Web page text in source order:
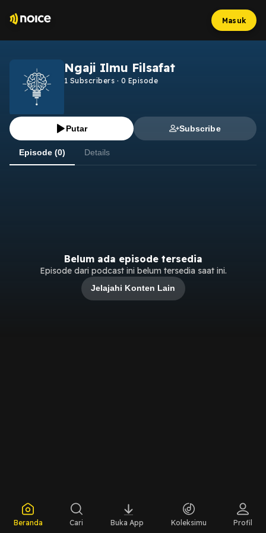
Masuk
Ngaji Ilmu Filsafat
1 Subscribers · 0 Episode
Putar Subscribe
Episode (0) Details
Belum ada episode tersedia
Episode dari podcast ini belum tersedia saat ini.
Jelajahi Konten Lain
Beranda Cari Buka App Koleksimu Profil